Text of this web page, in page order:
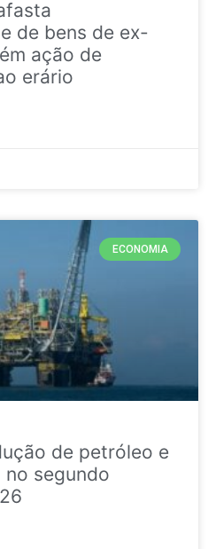
de bens de ex-
ação de
erário
ECONOMIA
de petróleo e
no segundo